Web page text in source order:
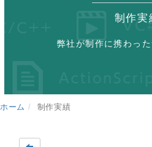
制作実
弊社が制作に携わっ
ホーム 制作実績